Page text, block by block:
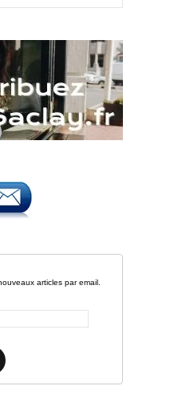
articles par email.